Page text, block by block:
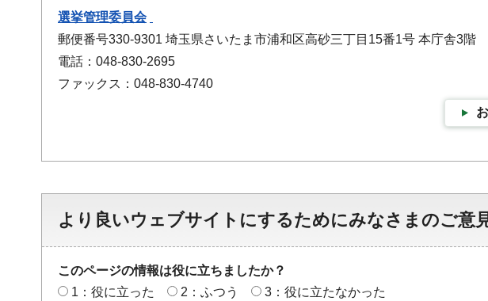
選挙管理委員会
郵便番号330-9301 埼玉県さいたま市浦和区高砂三丁目15番1号 本庁舎3階
電話：048-830-2695
ファックス：048-830-4740
より良いウェブサイトにするためにみなさまのご意
このページの情報は役に立ちましたか？
1：役に立った
2：ふつう
3：役に立たなかった